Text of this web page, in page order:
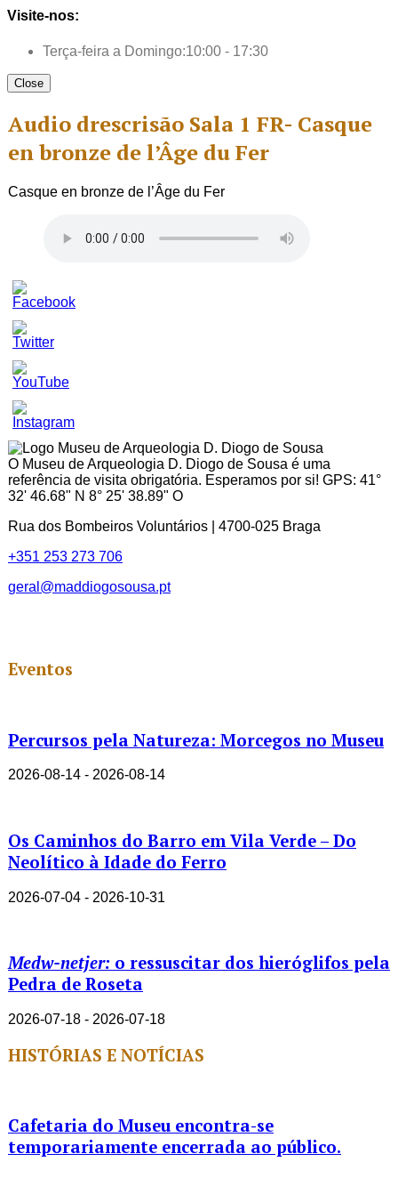
Visite-nos:
Terça-feira a Domingo:10:00 - 17:30
Close
Audio drescrisão Sala 1 FR- Casque
en bronze de l’Âge du Fer
Casque en bronze de l’Âge du Fer
Set
Youtube
Channel
ID
O Museu de Arqueologia D. Diogo de Sousa é uma
referência de visita obrigatória. Esperamos por si! GPS: 41°
32' 46.68" N 8° 25' 38.89" O
Rua dos Bombeiros Voluntários | 4700-025 Braga
+351 253 273 706
geral@maddiogosousa.pt
Eventos
Percursos pela Natureza: Morcegos no Museu
2026-08-14 - 2026-08-14
Os Caminhos do Barro em Vila Verde – Do
Neolítico à Idade do Ferro
2026-07-04 - 2026-10-31
Medw-netjer: o ressuscitar dos hieróglifos pela
Pedra de Roseta
2026-07-18 - 2026-07-18
HISTÓRIAS E NOTÍCIAS
Cafetaria do Museu encontra-se
temporariamente encerrada ao público.